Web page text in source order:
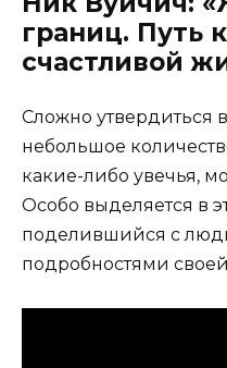
границ. Путь
счастливой
Сложно
небольшое
какие-либо увечья,
Особо выделяется в
поделившийся с
подробностями